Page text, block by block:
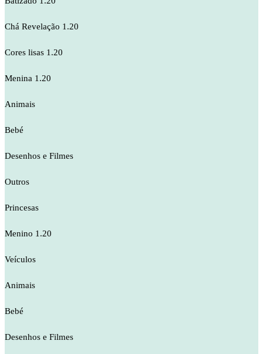
Chá Revelação 1.20
Cores lisas 1.20
Menina 1.20
Animais
Bebé
Desenhos e Filmes
Outros
Princesas
Menino 1.20
Veículos
Animais
Bebé
Desenhos e Filmes